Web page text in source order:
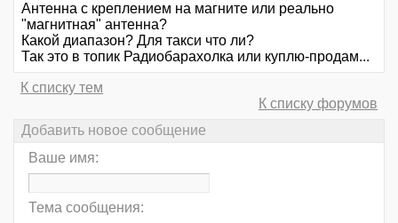
Антенна с креплением на магните или реально
"магнитная" антенна?
Какой диапазон? Для такси что ли?
Так это в топик Радиобарахолка или куплю-продам...
К списку тем
К списку форумов
Добавить новое сообщение
Ваше имя:
Тема сообщения: